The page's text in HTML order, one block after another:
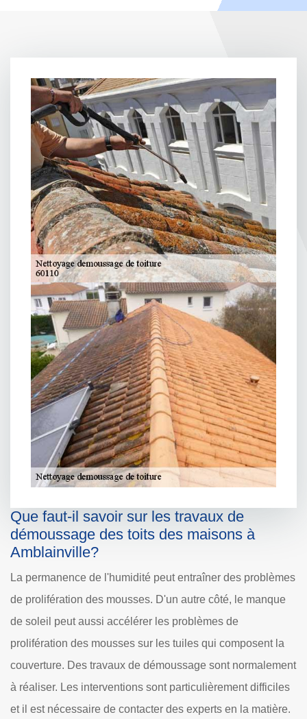
Que faut-il savoir sur les travaux de
démoussage des toits des maisons à
Amblainville?
La permanence de l'humidité peut entraîner des problèmes
de prolifération des mousses. D'un autre côté, le manque
de soleil peut aussi accélérer les problèmes de
prolifération des mousses sur les tuiles qui composent la
couverture. Des travaux de démoussage sont normalement
à réaliser. Les interventions sont particulièrement difficiles
et il est nécessaire de contacter des experts en la matière.